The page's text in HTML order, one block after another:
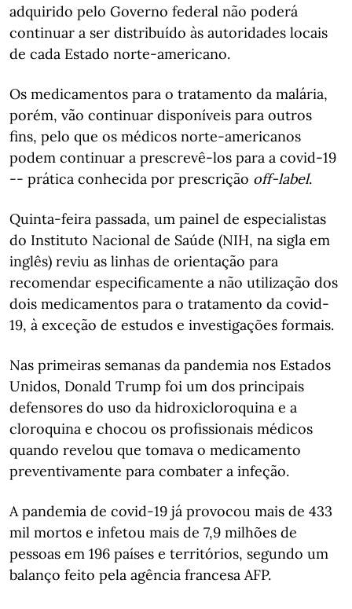
adquirido pelo Governo federal não poderá
continuar a ser distribuído às autoridades locais
de cada Estado norte-americano.
Os medicamentos para o tratamento da malária,
porém, vão continuar disponíveis para outros
fins, pelo que os médicos norte-americanos
podem continuar a prescrevê-los para a covid-19
-- prática conhecida por prescrição off-label.
Quinta-feira passada, um painel de especialistas
do Instituto Nacional de Saúde (NIH, na sigla em
inglês) reviu as linhas de orientação para
recomendar especificamente a não utilização dos
dois medicamentos para o tratamento da covid-
19, à exceção de estudos e investigações formais.
Nas primeiras semanas da pandemia nos Estados
Unidos, Donald Trump foi um dos principais
defensores do uso da hidroxicloroquina e a
cloroquina e chocou os profissionais médicos
quando revelou que tomava o medicamento
preventivamente para combater a infeção.
A pandemia de covid-19 já provocou mais de 433
mil mortos e infetou mais de 7,9 milhões de
pessoas em 196 países e territórios, segundo um
balanço feito pela agência francesa AFP.